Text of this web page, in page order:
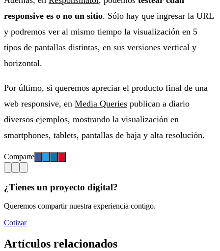
responsive es o no un sitio. Sólo hay que ingresar la URL
y podremos ver al mismo tiempo la visualización en 5
tipos de pantallas distintas, en sus versiones vertical y
horizontal.
Por último, si queremos apreciar el producto final de una
web responsive, en Media Queries publican a diario
diversos ejemplos, mostrando la visualización en
smartphones, tablets, pantallas de baja y alta resolución.
Comparte
¿Tienes un proyecto digital?
Queremos compartir nuestra experiencia contigo.
Cotizar
Artículos relacionados